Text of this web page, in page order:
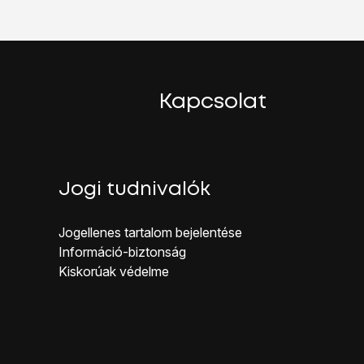
Kapcsolat
Jogi tudnivalók
Jogellenes ta rtalom bejelentése
Inf ormáció-biztonság
Kiskorúak véd elme